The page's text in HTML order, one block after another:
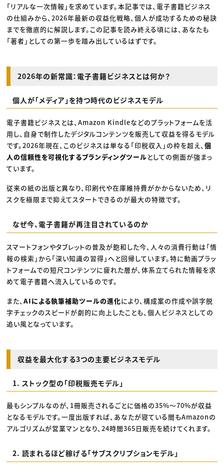
プロフェッショナル×つながる×メディア
「リアルな一次情報」を求めています。本記事では、電子書籍ビジネス
の仕組みから、2026年最新の収益化戦略、個人が成功するための秘訣
までを徹底的に解説します。この記事を読み終える頃には、あなたも
「著者」としての第一歩を踏み出しているはずです。
2026年の新常識：電子書籍ビジネスとは何か？
個人が「メディア」を持つ時代のビジネスモデル
電子書籍ビジネスとは、Amazon Kindleなどのプラットフォームを活
用し、自身で制作したデジタルコンテンツを販売して収益を得るモデル
です。2026年現在、このビジネスは単なる「印税収入」の枠を超え、個
人の信頼性を可視化するブランディングツールとしての側面が強まっ
ています。
従来の紙の出版と異なり、印刷代や在庫維持費がかからないため、リ
スクを極限まで抑えてスタートできるのが最大の特徴です。
なぜ今、電子書籍が再注目されているのか
スマートフォンやタブレットの普及が飽和した今、人々の消費行動は「情
報の検索」から「深い知識の習得」へと回帰しています。特に動画プラッ
トフォームでの短尺コンテンツに疲れた層が、体系立てられた情報を求
めて電子書籍へ流入しているのです。
また、AIによる執筆補助ツールの進化により、構成案の作成や誤字脱
字チェックのスピードが劇的に向上したことも、個人ビジネスとしての
追い風となっています。
収益を最大化する3つの主要ビジネスモデル
1. ストック型の「印税販売モデル」
最もシンプルなのが、1冊販売されるごとに価格の35%〜70%が収益
となるモデルです。一度出版すれば、あなたが寝ている間もAmazonの
アルゴリズムが営業マンとなり、24時間365日販売を続けてくれます。
2. 読まれるほど稼げる「サブスクリプションモデル」